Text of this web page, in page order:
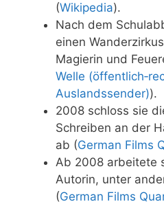
(Wikipedia).
Nach dem
einen
Magierin und
Welle
Auslandssender)).
2008 schloss sie
Schreiben an der
ab (German Films
Ab 2008 arbeitete
Autorin, unter
(German Films